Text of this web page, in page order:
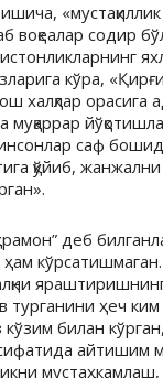
воқеалар содир
кўра,
халқлар орасига
муқаррар
саф
қўйиб,
деб
ҳам
ҳеч ким
билан
айтишим
мустаҳкамлаш,